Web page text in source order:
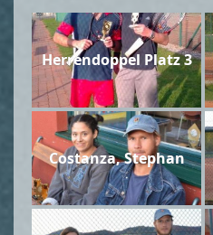
Herrendoppel Platz 3
Costanza, Stephan